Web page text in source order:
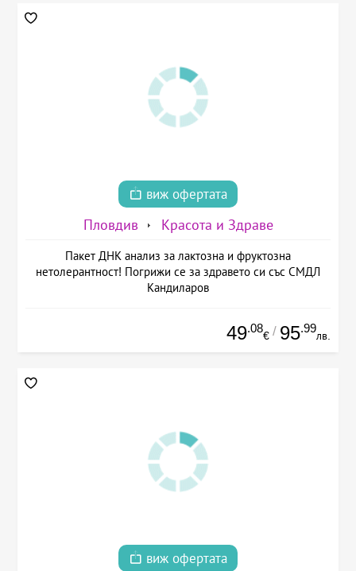
виж офертата
Пловдив Красота и Здраве
Пакет ДНК анализ за лактозна и фруктозна
нетолерантност! Погрижи се за здравето си със СМДЛ
Кандиларов
49.08
€ / 95.99
лв.
виж офертата